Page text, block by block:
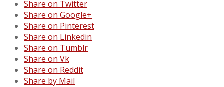
Share on Twitter
Share on Google+
Share on Pinterest
Share on Linkedin
Share on Tumblr
Share on Vk
Share on Reddit
Share by Mail